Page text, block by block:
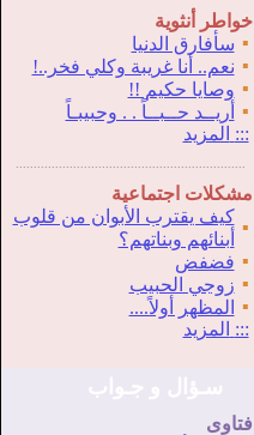
خواطر أنثوية
▪ سأفارق الدنيا
▪ نعم.. أنا غريبة وكلي فخر..!
▪ وصايا حكيم !!
▪
أريــد حــبــاً . . وحبيبـاً
::: المزيد
مشكلات اجتماعية
▪
كيف يقترب الأبوان من قلوب
أبنائهم وبناتهم؟
▪ فضفض
▪ زوجي الحبيب
▪
المظهر أولاً....
::: المزيد
فتاوى